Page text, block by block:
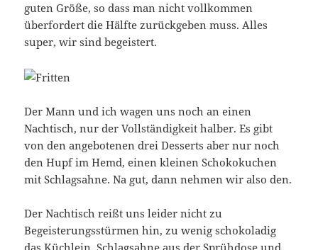
guten Größe, so dass man nicht vollkommen
überfordert die Hälfte zurückgeben muss. Alles
super, wir sind begeistert.
Der Mann und ich wagen uns noch an einen
Nachtisch, nur der Vollständigkeit halber. Es gibt
von den angebotenen drei Desserts aber nur noch
den Hupf im Hemd, einen kleinen Schokokuchen
mit Schlagsahne. Na gut, dann nehmen wir also den.
Der Nachtisch reißt uns leider nicht zu
Begeisterungsstürmen hin, zu wenig schokoladig